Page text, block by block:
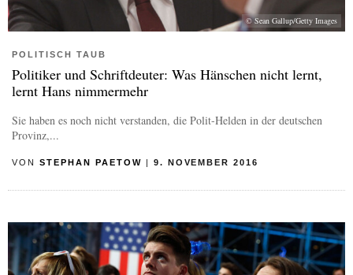
© Sean Gallup/Getty Images
POLITISCH TAUB
Politiker und Schriftdeuter: Was Hänschen nicht lernt,
lernt Hans nimmermehr
Sie haben es noch nicht verstanden, die Polit-Helden in der deutschen
Provinz,...
VON STEPHAN PAETOW | 9. NOVEMBER 2016